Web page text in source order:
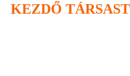
KEZDŐ